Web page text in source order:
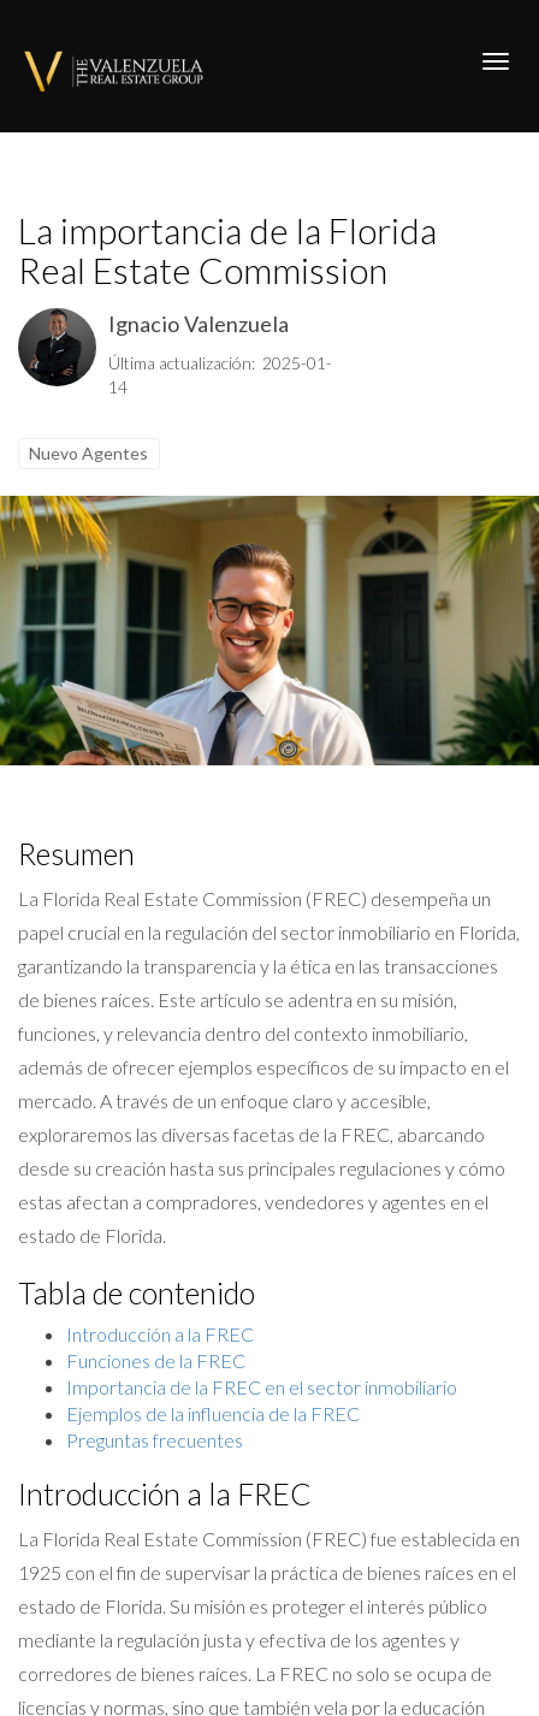
La importancia de la Florida
Real Estate Commission
Ignacio Valenzuela
Última actualización: 2025-01-
14
Nuevo Agentes
Resumen
La Florida Real Estate Commission (FREC) desempeña un
papel crucial en la regulación del sector inmobiliario en Florida,
garantizando la transparencia y la ética en las transacciones
de bienes raíces. Este artículo se adentra en su misión,
funciones, y relevancia dentro del contexto inmobiliario,
además de ofrecer ejemplos específicos de su impacto en el
mercado. A través de un enfoque claro y accesible,
exploraremos las diversas facetas de la FREC, abarcando
desde su creación hasta sus principales regulaciones y cómo
estas afectan a compradores, vendedores y agentes en el
estado de Florida.
Tabla de contenido
Introducción a la FREC
Funciones de la FREC
Importancia de la FREC en el sector inmobiliario
Ejemplos de la influencia de la FREC
Preguntas frecuentes
Introducción a la FREC
La Florida Real Estate Commission (FREC) fue establecida en
1925 con el fin de supervisar la práctica de bienes raíces en el
estado de Florida. Su misión es proteger el interés público
mediante la regulación justa y efectiva de los agentes y
corredores de bienes raíces. La FREC no solo se ocupa de
licencias y normas, sino que también vela por la educación